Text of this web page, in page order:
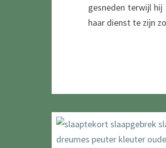
gesneden terwijl
haar dienst te zijn